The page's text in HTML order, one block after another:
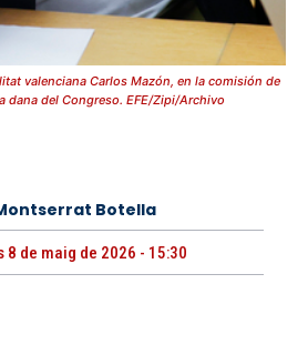
valenciana Carlos Mazón, en la comisión de
dana del Congreso. EFE/Zipi/Archivo
Botella
8 de maig de 2026 - 15:30